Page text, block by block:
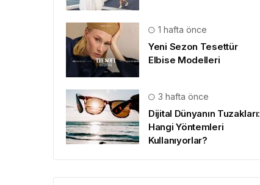
1 hafta önce
Yeni Sezon Tesettür
Elbise Modelleri
3 hafta önce
Dijital Dünyanın Tuzakları:
Hangi Yöntemleri
Kullanıyorlar?